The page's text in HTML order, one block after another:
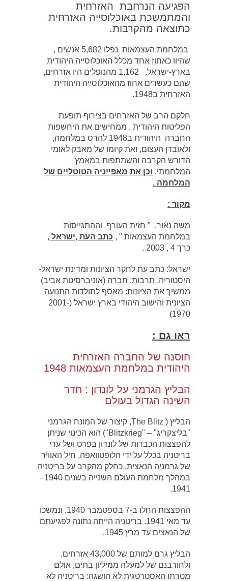
הפגיעה הנרחבת האזרחית
והמתמשכת באוכלוסייה האזרחית
כתוצאה מהקרבות.
במלחמת העצמאות נפלו 5,682 אנשים ,
שהיוו כאחוז אחד מכלל האוכלוסייה היהודית
בארץ-ישראל. 1,162 מהנופלים היו אזרחים,
שהם כעשרים אחוז מהאוכלוסייה היהודית
האזרחית ב1948.
חלקם הרב של האזרחים בצירוף תופעת
הפליטות היהודית , ממחישים את היחשפות
החברה היהודית ב1948 להרס במלחמה,
ולאובדן העצום, ואת קיומו של מאבק לאומי
הדורש הקרבה והשתתפות במאמץ
המלחמתי, וכן את מאפייניה הטוטליים של
המלחמה .
מקור :
משה נאור, " חזית העורף וההתגייסות
במלחמת העצמאות " , כתב העת ,ישראל ,
כרך 4 , 2003 .
ישראל: כתב עת לחקר הציונות ומדינת ישראל-
היסטוריה, תרבות, חברה (אוניברסיטת אביב)
ממשיך את הציונות: מאסף לתולדות התנועה
הציונית והישוב היהודי בארץ ישראל (2001-
1970)
ראו גם :
חוסנה של החברה האזרחית
היהודית במלחמת העצמאות 1948
הבליץ הגרמני על לונדון : חדר
השינה הגדול בעולם
הבליץ ( The Blitz, קיצור של המונח הגרמני
"בליצקריג" – "Blitzkrieg") הוא הכינוי שניתן
להפצצות הכבדות של לונדון בפרט ושל ערי
בריטניה בכלל על ידי הלופטוואפה, חיל האוויר
של גרמניה הנאצית, כחלק מהקרב על בריטניה
במהלך מלחמת העולם השנייה בשנים 1940–
1941.
ההפצצות החלו ב-7 בספטמבר 1940, ונמשכו
עד מאי 1941. בריטניה הייתה נתונה לפגיעתם
של הנאצים עד מרץ 1945.
הבליץ גרם למותם של 43,000 אזרחים,
ולחורבנם של למעלה ממיליון בתים, אולם
מטרתו האסטרטגית לא הושגה: בריטניה לא